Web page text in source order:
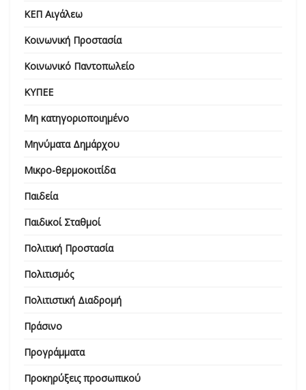
ΚΕΠ Αιγάλεω
Κοινωνική Προστασία
Κοινωνικό Παντοπωλείο
ΚΥΠΕΕ
Μη κατηγοριοποιημένο
Μηνύματα Δημάρχου
Μικρο-θερμοκοιτίδα
Παιδεία
Παιδικοί Σταθμοί
Πολιτική Προστασία
Πολιτισμός
Πολιτιστική Διαδρομή
Πράσινο
Προγράμματα
Προκηρύξεις προσωπικού